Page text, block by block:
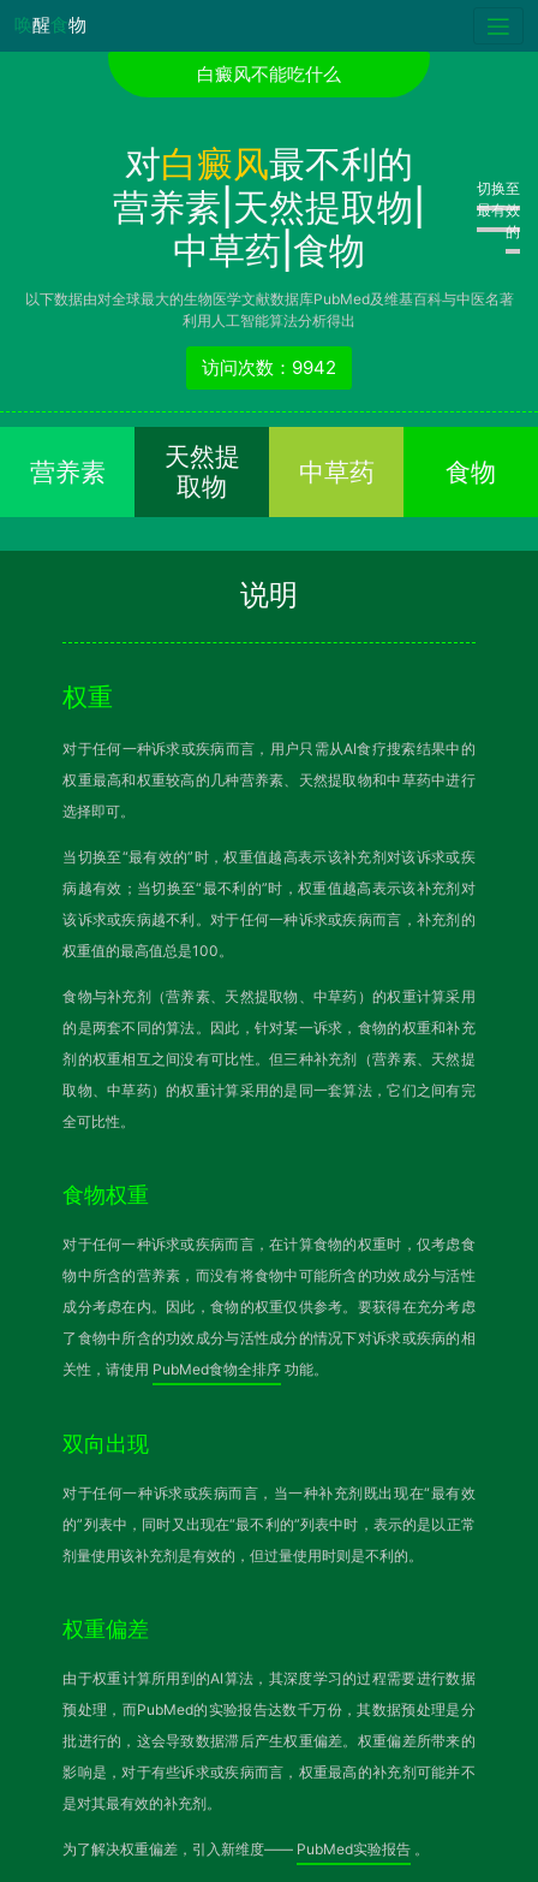
唤醒食物
白癜风不能吃什么
对白癜风最不利的
营养素|天然提取物|
中草药|食物
切换至
最有效
的
以下数据由对全球最大的生物医学文献数据库PubMed及维基百科与中医名著
利用人工智能算法分析得出
访问次数：9942
营养素
天然提
取物
中草药 食物
说明
权重
对于任何一种诉求或疾病而言，用户只需从AI食疗搜索结果中的
权重最高和权重较高的几种营养素、天然提取物和中草药中进行
选择即可。
当切换至“最有效的”时，权重值越高表示该补充剂对该诉求或疾
病越有效；当切换至“最不利的”时，权重值越高表示该补充剂对
该诉求或疾病越不利。对于任何一种诉求或疾病而言，补充剂的
权重值的最高值总是100。
食物与补充剂（营养素、天然提取物、中草药）的权重计算采用
的是两套不同的算法。因此，针对某一诉求，食物的权重和补充
剂的权重相互之间没有可比性。但三种补充剂（营养素、天然提
取物、中草药）的权重计算采用的是同一套算法，它们之间有完
全可比性。
食物权重
对于任何一种诉求或疾病而言，在计算食物的权重时，仅考虑食
物中所含的营养素，而没有将食物中可能所含的功效成分与活性
成分考虑在内。因此，食物的权重仅供参考。要获得在充分考虑
了食物中所含的功效成分与活性成分的情况下对诉求或疾病的相
关性，请使用 PubMed食物全排序 功能。
双向出现
对于任何一种诉求或疾病而言，当一种补充剂既出现在“最有效
的”列表中，同时又出现在“最不利的”列表中时，表示的是以正常
剂量使用该补充剂是有效的，但过量使用时则是不利的。
权重偏差
由于权重计算所用到的AI算法，其深度学习的过程需要进行数据
预处理，而PubMed的实验报告达数千万份，其数据预处理是分
批进行的，这会导致数据滞后产生权重偏差。权重偏差所带来的
影响是，对于有些诉求或疾病而言，权重最高的补充剂可能并不
是对其最有效的补充剂。
为了解决权重偏差，引入新维度—— PubMed实验报告 。